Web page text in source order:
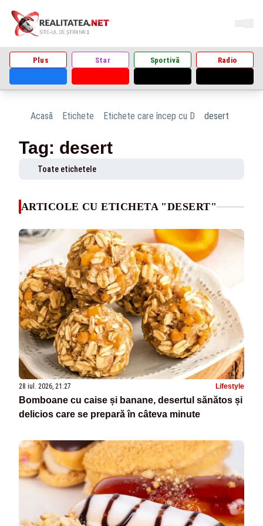
Plus Star Sportivă Radio
Acasă Etichete Etichete care încep cu D desert
Tag: desert
Toate etichetele
ARTICOLE CU ETICHETA "DESERT"
28 iul. 2026, 21:27 Lifestyle
Bomboane cu caise și banane, desertul sănătos și
delicios care se prepară în câteva minute